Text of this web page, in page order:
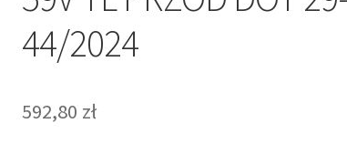
44/2024
592,80 zł